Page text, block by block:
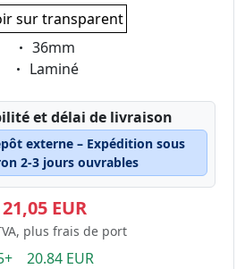
sur transparent
Eigenschaft:
36mm
Eigenschaft:
Laminé
et délai de livraison
externe – Expédition sous
2-3 jours ouvrables
21,05 EUR
plus frais de port
20.84 EUR